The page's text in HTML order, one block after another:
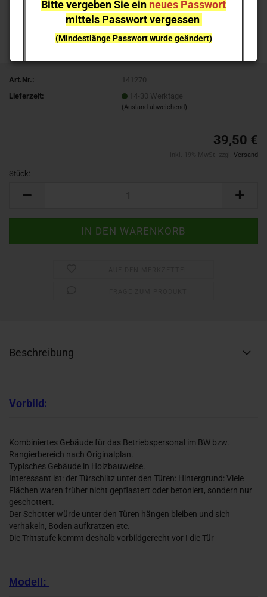
Bitte vergeben Sie ein neues Passwort
mittels Passwort vergessen
(Mindestlänge Passwort wurde geändert)
Lieferverzögerungen
NEUHEITEN sind nicht sofort lieferbar, sie können gern
Ich melde mich bei Erscheinen
Art.Nr.:
141270
Lieferzeit:
14-30 Werktage
(Ausland abweichend)
39,50 €
Versand
Stück:
Beschreibung
Vorbild:
Kombiniertes Gebäude für das Betriebspersonal im BW bzw.
Rangierbereich nach Originalplan.
Typisches Gebäude in Holzbauweise.
Interessant ist: der Türschlitz unter den Türen: Hintergrund: Viele
Flächen waren früher nicht gepflastert oder betoniert, sondern nur
geschottert.
Der Schotter würde unter den Türen hängen bleiben und sich
verhakeln, Boden aufkratzen etc.
Die Trittstufe kommt deshalb vorbildgerecht vor ! die Tür
Modell: